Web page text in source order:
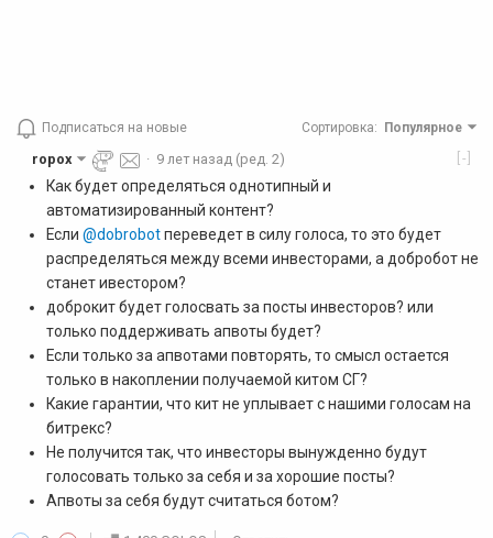
Подписаться на новые Сортировка: Популярное
[-]
ropox · 9 лет назад (ред. 2)
Как будет определяться однотипный и
автоматизированный контент?
Если @dobrobotпереведет в силу голоса, то это будет
распределяться между всеми инвесторами, а добробот не
станет ивестором?
доброкит будет голосвать за посты инвесторов? или
только поддерживать апвоты будет?
Если только за апвотами повторять, то смысл остается
только в накоплении получаемой китом СГ?
Какие гарантии, что кит не уплывает с нашими голосам на
битрекс?
Не получится так, что инвесторы вынужденно будут
голосовать только за себя и за хорошие посты?
Апвоты за себя будут считаться ботом?